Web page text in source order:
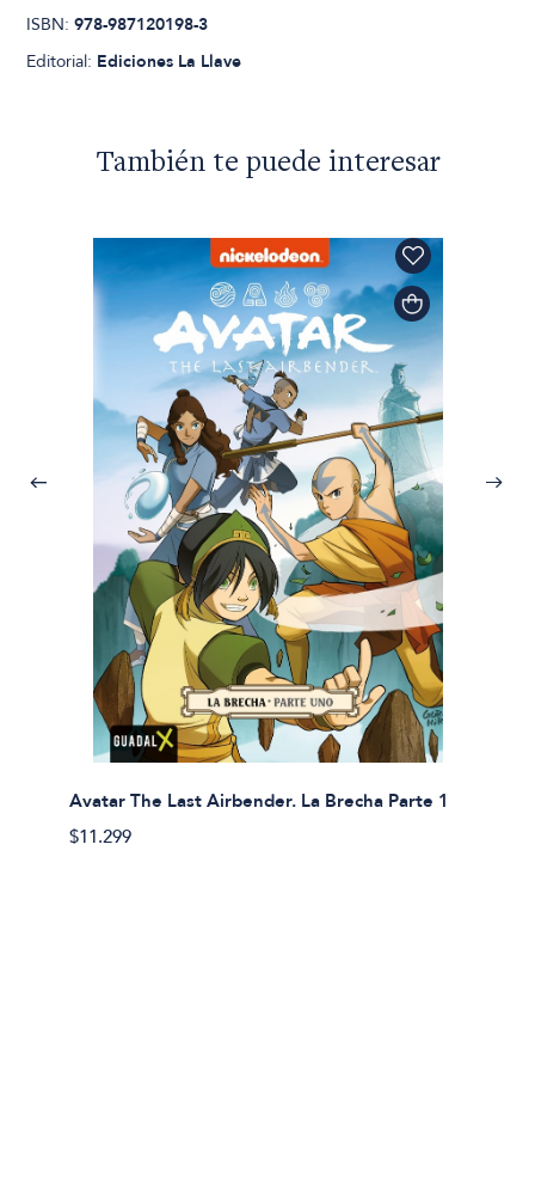
ISBN:978-987120198-3
Editorial: Ediciones La Llave
También te puede interesar
Avatar The Last Airbender. La Brecha Parte 1
$11.299